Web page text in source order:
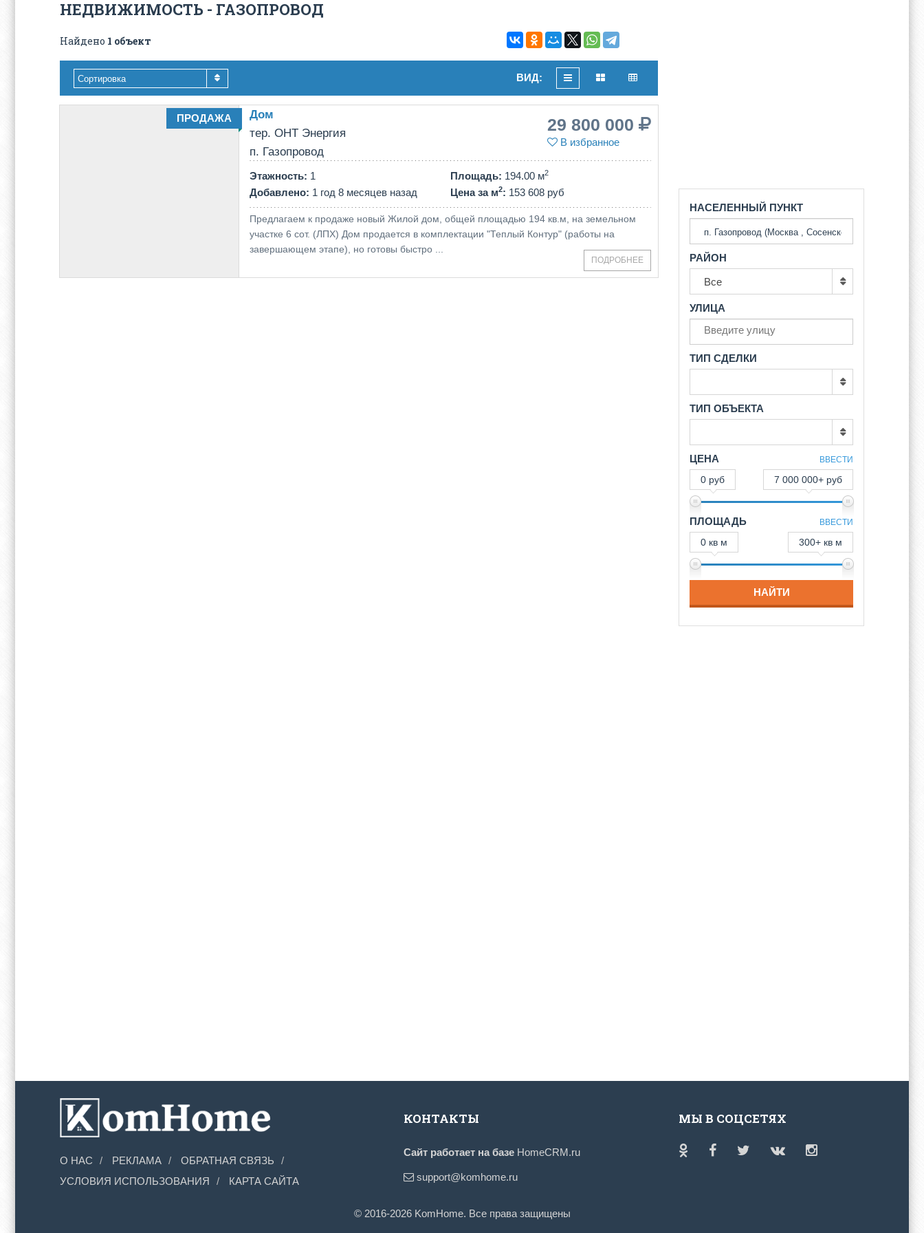
НЕДВИЖИМОСТЬ - ГАЗОПРОВОД
Найдено 1 объект
Сортировка ВИД:
ПРОДАЖА
Дом
тер. ОНТ Энергия
п. Газопровод
29 800 000
В избранное
Этажность: 1
Добавлено: 1 год 8 месяцев назад
Площадь: 194.00 м2
Цена за м2: 153 608 руб
Предлагаем к продаже новый Жилой дом, общей площадью 194 кв.м, на земельном
участке 6 сот. (ЛПХ) Дом продается в комплектации "Теплый Контур" (работы на
завершающем этапе), но готовы быстро ...
ПОДРОБНЕЕ
НАСЕЛЕННЫЙ ПУНКТ
РАЙОН
Все
УЛИЦА
ТИП СДЕЛКИ
ТИП ОБЪЕКТА
ВВЕСТИ
ЦЕНА
0 руб 7 000 000+ руб
ВВЕСТИ
ПЛОЩАДЬ
0 кв м 300+ кв м
НАЙТИ
О НАС РЕКЛАМА
ОБРАТНАЯ СВЯЗЬ
УСЛОВИЯ ИСПОЛЬЗОВАНИЯ
КАРТА САЙТА
КОНТАКТЫ
Сайт работает на базе HomeCRM.ru
support@komhome.ru
МЫ В СОЦСЕТЯХ
© 2016-2026 KomHome. Все права защищены